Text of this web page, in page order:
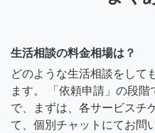
生活相談の料金相場は？
どのような生活相談をして
ます。 「依頼申請」の段
で、まずは、各サービスチ
て、個別チャットにてお問